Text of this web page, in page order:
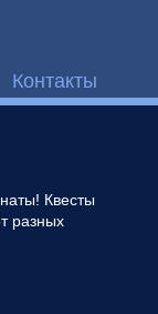
Контакты
Квесты
разных